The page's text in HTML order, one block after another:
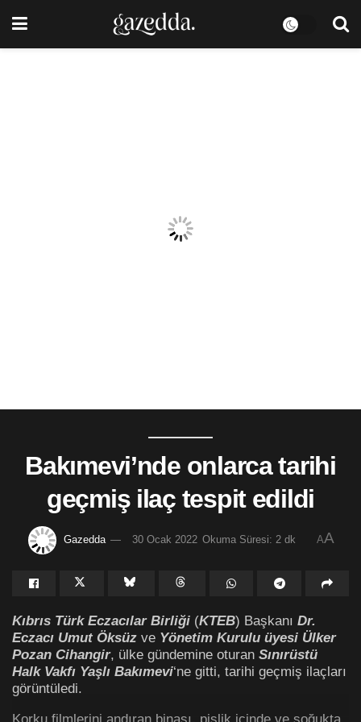
Bakımevi’nde onlarca tarihi
geçmiş ilaç tespit edildi
Gazedda 30 Ocak 2022 Okuma Süresi: 2 dk AA
Kıbrıs Türk Eczacılar Birliği (KTEB) Başkanı Dr.
Eczacı Umut Öksüz ve Yönetim Kurulu üyesi Ülker
Pozan Cihangir, ülke gündemine oturan Sınırüstü
Halk Vakfı Yaşlı Bakımevi‘ne gitti, tarihi geçmiş ilaçları
görüntüledi.